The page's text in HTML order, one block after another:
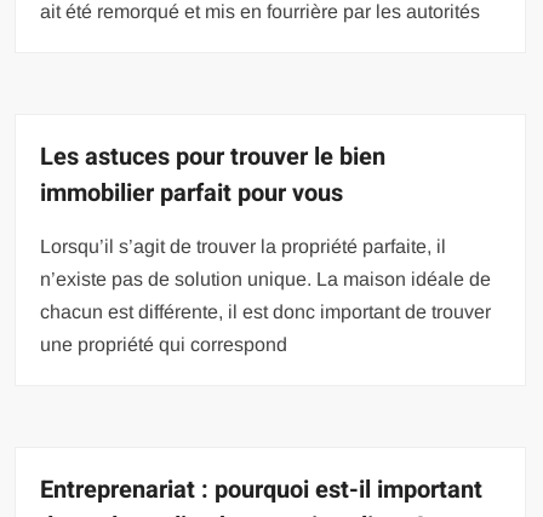
ait été remorqué et mis en fourrière par les autorités
Les astuces pour trouver le bien
immobilier parfait pour vous
Lorsqu’il s’agit de trouver la propriété parfaite, il
n’existe pas de solution unique. La maison idéale de
chacun est différente, il est donc important de trouver
une propriété qui correspond
Entreprenariat : pourquoi est-il important